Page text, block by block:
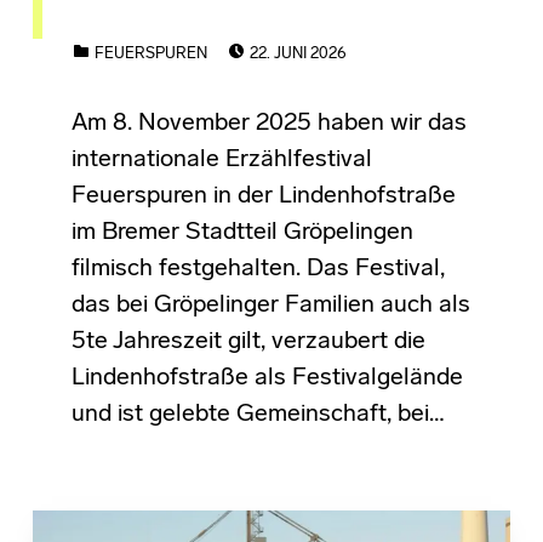
FEUERSPUREN
22. JUNI 2026
Am 8. November 2025 haben wir das
internationale Erzählfestival
Feuerspuren in der Lindenhofstraße
im Bremer Stadtteil Gröpelingen
filmisch festgehalten. Das Festival,
das bei Gröpelinger Familien auch als
5te Jahreszeit gilt, verzaubert die
Lindenhofstraße als Festivalgelände
und ist gelebte Gemeinschaft, bei…